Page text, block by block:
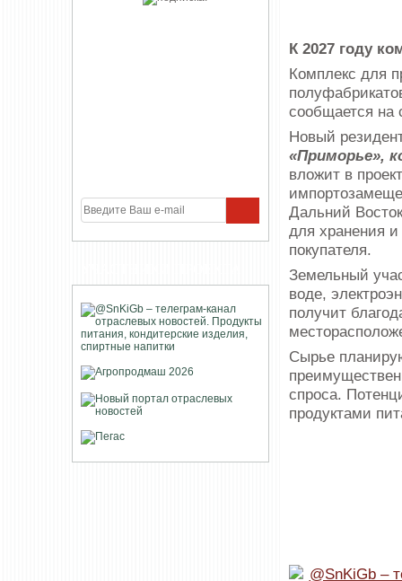
К 2027 году
Комплекс для
сообщается на
Новый
«Приморье»,
вложит в
Дальний
для хранения и
покупателя.
Земельный
воде,
получит
Сырье
спроса.
продуктами